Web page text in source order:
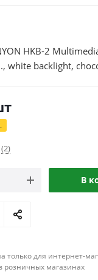
HKB-2
white backlight,
(2)
В
только для интернет-
розничных магазинах